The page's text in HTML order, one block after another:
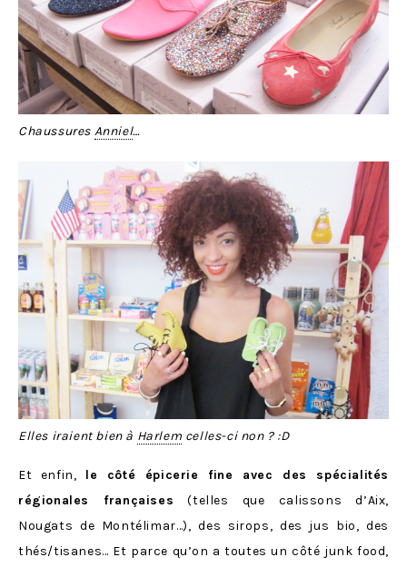
Chaussures Anniel…
Elles iraient bien à Harlem celles-ci non ? :D
Et enfin, le côté épicerie fine avec des spécialités
régionales françaises (telles que calissons d’Aix,
Nougats de Montélimar…), des sirops, des jus bio, des
thés/tisanes… Et parce qu’on a toutes un côté junk food,